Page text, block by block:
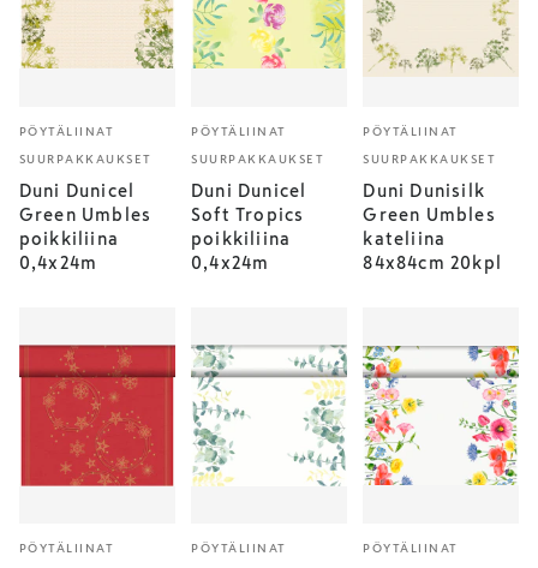
PÖYTÄLIINAT
SUURPAKKAUKSET
Duni Dunicel
Green Umbles
poikkiliina
0,4x24m
PÖYTÄLIINAT
SUURPAKKAUKSET
Duni Dunicel
Soft Tropics
poikkiliina
0,4x24m
PÖYTÄLIINAT
SUURPAKKAUKSET
Duni Dunisilk
Green Umbles
kateliina
84x84cm 20kpl
PÖYTÄLIINAT PÖYTÄLIINAT PÖYTÄLIINAT